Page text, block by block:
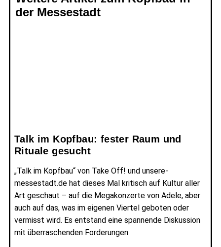
der Messestadt
Talk im Kopfbau: fester Raum und
Rituale gesucht
„Talk im Kopfbau“ von Take Off! und unsere-
messestadt.de hat dieses Mal kritisch auf Kultur aller
Art geschaut – auf die Megakonzerte von Adele, aber
auch auf das, was im eigenen Viertel geboten oder
vermisst wird. Es entstand eine spannende Diskussion
mit überraschenden Forderungen